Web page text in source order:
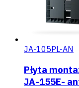
JA-105PL-AN
Płyta
JA-155E-